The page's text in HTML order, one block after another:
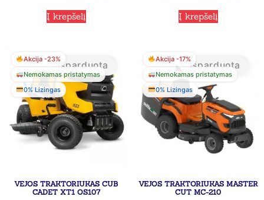
Į krepšelį Į krepšelį
Akcija -23%
Nemokamas pristatymas
0% Lizingas
Išparduota
VEJOS TRAKTORIUKAS CUB
CADET XT1 OS107
Akcija -17%
Nemokamas pristatymas
0% Lizingas
Išparduota
VEJOS TRAKTORIUKAS MASTER
CUT MC-210